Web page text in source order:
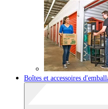
Boîtes et accessoires